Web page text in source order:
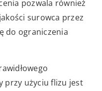
pozwala również
surowca przez
do ograniczenia
przy użyciu flizu jest